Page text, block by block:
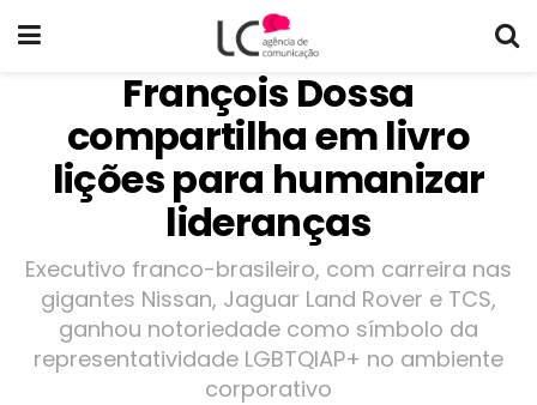
François Dossa
compartilha em livro
lições para humanizar
lideranças
Executivo franco-brasileiro, com carreira nas
gigantes Nissan, Jaguar Land Rover e TCS,
ganhou notoriedade como símbolo da
representatividade LGBTQIAP+ no ambiente
corporativo